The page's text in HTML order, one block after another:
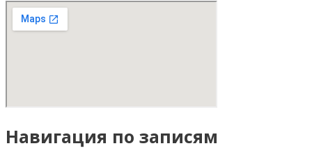
Навигация по записям